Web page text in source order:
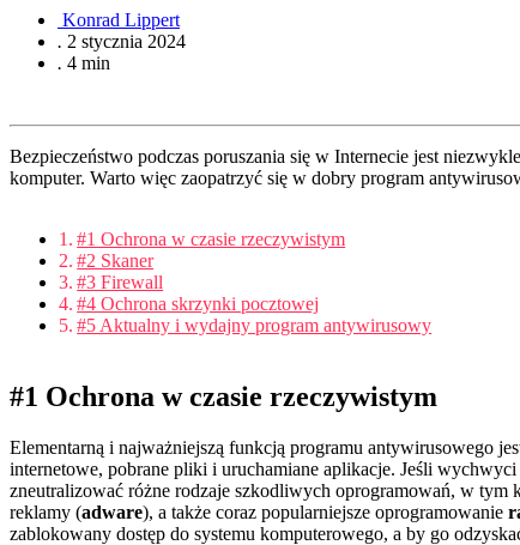
Konrad Lippert
. 2 stycznia 2024
. 4 min
Bezpieczeństwo podczas poruszania się w Internecie jest
komputer. Warto więc zaopatrzyć się w dobry program
#1 Ochrona w czasie rzeczywistym
#2 Skaner
#3 Firewall
#4 Ochrona skrzynki pocztowej
#5 Aktualny i wydajny program antywirusowy
#1 Ochrona w czasie rzeczywistym
Elementarną i najważniejszą funkcją programu antywirusowego
internetowe, pobrane pliki i uruchamiane aplikacje. Jeśli
zneutralizować różne rodzaje szkodliwych oprogramowań, w tym
reklamy (adware), a także coraz popularniejsze oprogramowanie
zablokowany dostęp do systemu komputerowego, a by go